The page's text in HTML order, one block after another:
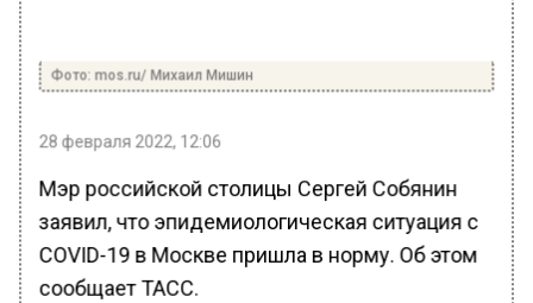
Фото: mos.ru/ Михаил Мишин
28 февраля 2022, 12:06
Мэр российской столицы Сергей Собянин
заявил, что эпидемиологическая ситуация с
COVID-19 в Москве пришла в норму. Об этом
сообщает ТАСС.